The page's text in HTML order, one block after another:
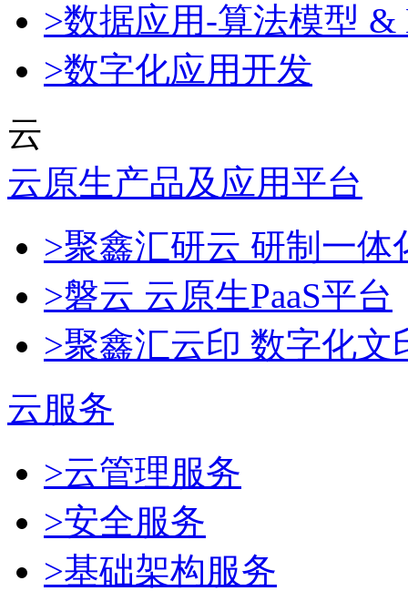
>数据应用-算法模型 &
>数字化应用开发
云
云原生产品及应用平台
>聚鑫汇研云 研制一
>磐云 云原生PaaS平台
>聚鑫汇云印 数字化文
云服务
>云管理服务
>安全服务
>基础架构服务